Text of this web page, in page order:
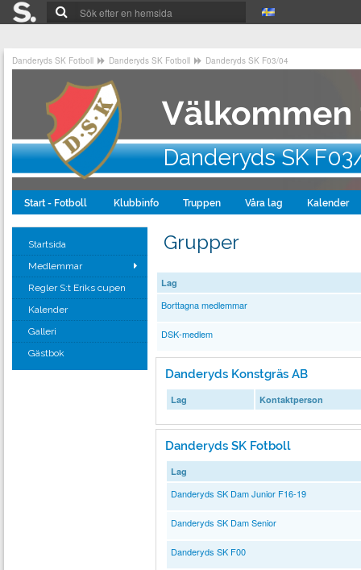
Danderyds SK Fotboll Danderyds SK Fotboll Danderyds SK F03/04
Danderyds SK
Start - Fotboll Klubbinfo Truppen Våra lag Kalender
Startsida
Medlemmar
Regler S:t Eriks cupen
Kalender
Galleri
Gästbok
Grupper
Lag
Borttagna medlemmar
DSK-medlem
Danderyds Konstgräs AB
Lag Kontaktperson
Danderyds SK Fotboll
Lag
Danderyds SK Dam Junior F16-19
Danderyds SK Dam Senior
Danderyds SK F00